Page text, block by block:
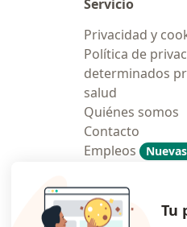
Servicio
Privacidad y
Política de
determinados
salud
Quiénes somos
Contacto
Empleos
Contratación
Tu